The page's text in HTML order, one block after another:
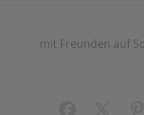
mit Freunden auf